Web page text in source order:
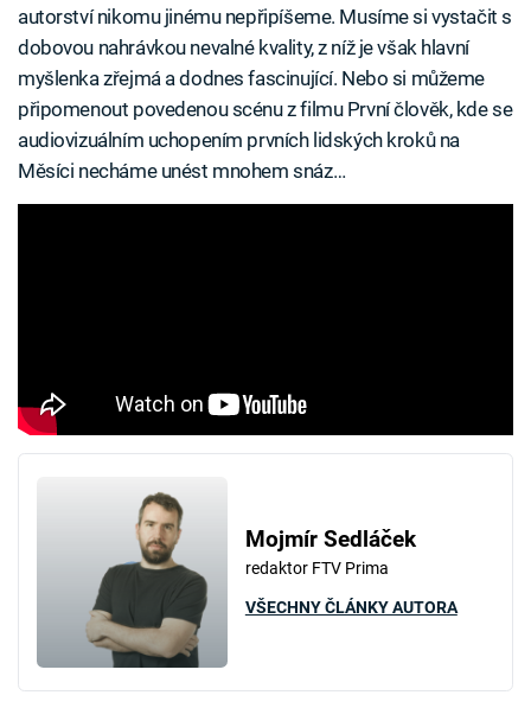
autorství nikomu jinému nepřipíšeme. Musíme si vystačit s
dobovou nahrávkou nevalné kvality, z níž je však hlavní
myšlenka zřejmá a dodnes fascinující. Nebo si můžeme
připomenout povedenou scénu z filmu První člověk, kde se
audiovizuálním uchopením prvních lidských kroků na
Měsíci necháme unést mnohem snáz…
Mojmír Sedláček
redaktor FTV Prima
VŠECHNY ČLÁNKY AUTORA